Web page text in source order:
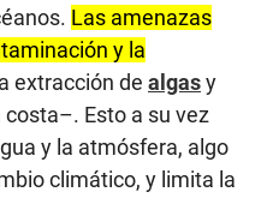
Las amenazas
y la
extracción de algasy
Esto a su vez
y la atmósfera, algo
climático, y limita la